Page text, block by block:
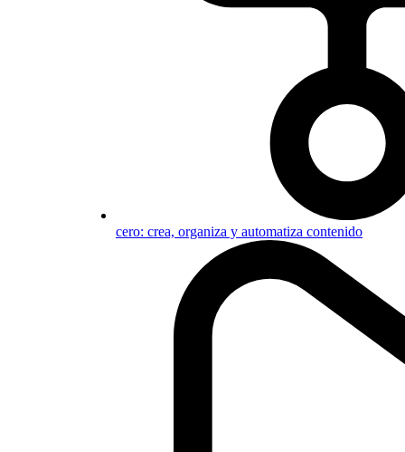
cero: crea, organiza y automatiza contenido